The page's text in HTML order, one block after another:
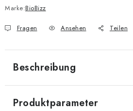
Marke:BioBizz
Fragen Ansehen Teilen
Beschreibung
Produktparameter